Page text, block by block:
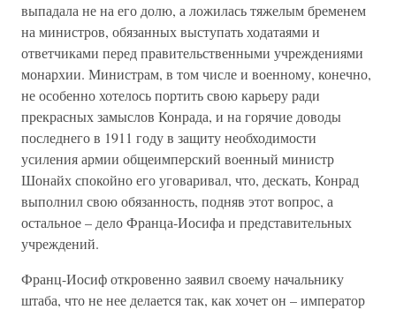
выпадала не на его долю, а ложилась тяжелым бременем
на министров, обязанных выступать ходатаями и
ответчиками перед правительственными учреждениями
монархии. Министрам, в том числе и военному, конечно,
не особенно хотелось портить свою карьеру ради
прекрасных замыслов Конрада, и на горячие доводы
последнего в 1911 году в защиту необходимости
усиления армии общеимперский военный министр
Шонайх спокойно его уговаривал, что, дескать, Конрад
выполнил свою обязанность, подняв этот вопрос, а
остальное – дело Франца-Иосифа и представительных
учреждений.
Франц-Иосиф откровенно заявил своему начальнику
штаба, что не нее делается так, как хочет он – император